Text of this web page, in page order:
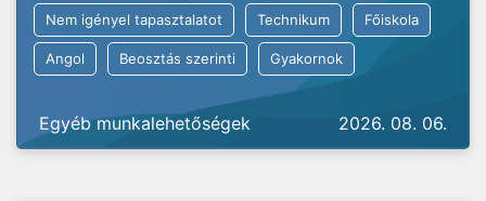
Nem igényel tapasztalatot Technikum Főiskola
Angol Beosztás szerinti Gyakornok
Egyéb munkalehetőségek 2026. 08. 06.